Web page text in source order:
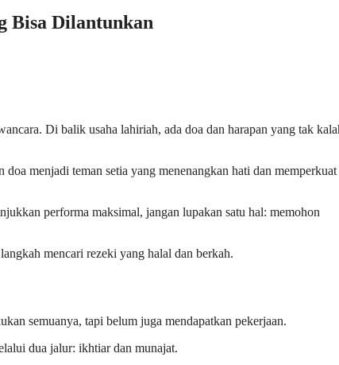
Bisa Dilantunkan
Di balik usaha lahiriah, ada doa dan harapan yang tak
menjadi teman setia yang menenangkan hati dan memperkuat
performa maksimal, jangan lupakan satu hal: memohon
mencari rezeki yang halal dan berkah.
semuanya, tapi belum juga mendapatkan pekerjaan.
dua jalur: ikhtiar dan munajat.